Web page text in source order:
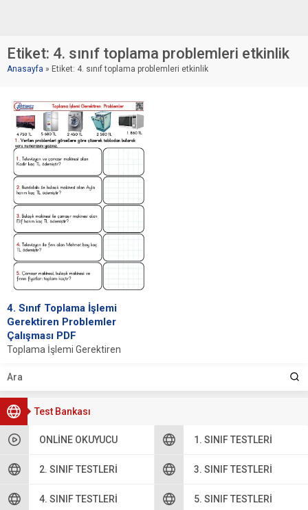
Test Bankası
ONLINE OKUYUCU 1. SINIF TESTLERI
2. SINIF TESTLERI 3. SINIF TESTLERI
4. SINIF TESTLERI 5. SINIF TESTLERI
Etiket: 4. sınıf toplama problemleri etkinlik
Anasayfa » Etiket: 4. sınıf toplama problemleri etkinlik
4. Sınıf Toplama İşlemi
Gerektiren Problemler
Çalışması PDF
Toplama İşlemi Gerektiren
İşleminin Temel Kavramları
Toplama işlemi, matematikte en
temel dört...